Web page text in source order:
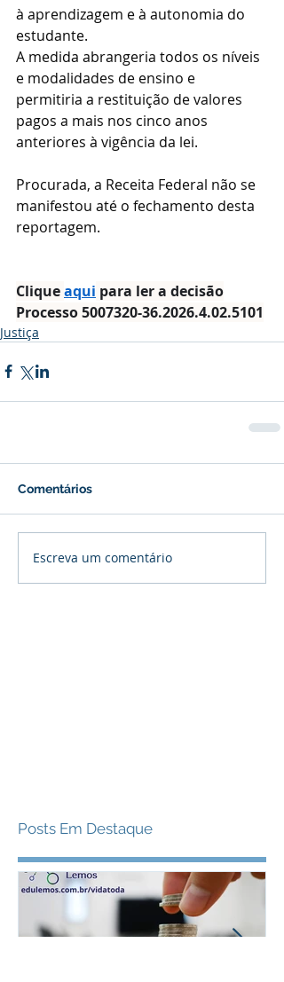
à aprendizagem e à autonomia do
estudante.
A medida abrangeria todos os níveis
e modalidades de ensino e
permitiria a restituição de valores
pagos a mais nos cinco anos
anteriores à vigência da lei.
Procurada, a Receita Federal não se
manifestou até o fechamento desta
reportagem.
Clique aqui para ler a decisão
Processo 5007320-36.2026.4.02.5101
Justiça
Comentários
Escreva um comentário
Posts Em Destaque